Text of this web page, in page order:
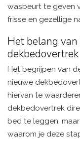
wasbeurt te geven
frisse en gezellige
Het belang
dekbedovertrek
Het begrijpen van
nieuwe
hiervan te
dekbedovertrek
bed te leggen,
waarom je deze